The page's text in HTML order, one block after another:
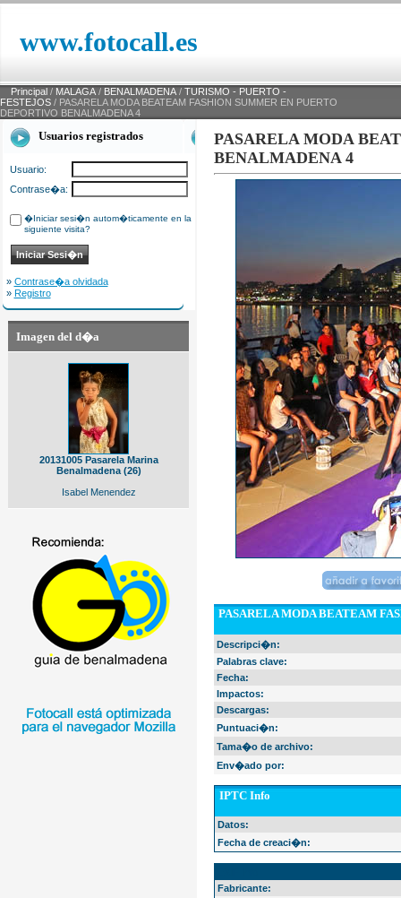
www.fotocall.es
Principal / MALAGA / BENALMADENA / TURISMO - PUERTO -
FESTEJOS / PASARELA MODA BEATEAM FASHION SUMMER EN PUERTO
DEPORTIVO BENALMADENA 4
Usuarios registrados
Usuario:
Contrase�a:
�Iniciar sesi�n autom�ticamente en la
siguiente visita?
» Contrase�a olvidada
» Registro
Imagen del d�a
20131005 Pasarela Marina
Benalmadena (26)
Isabel Menendez
PASARELA MODA
BENALMADENA 4
PASARELA MODA BEATEAM
Descripci�n:
Palabras clave:
Fecha:
Impactos:
Descargas:
Puntuaci�n:
Tama�o de archivo:
Env�ado por:
IPTC Info
Datos:
Fecha de creaci�n:
Fabricante: